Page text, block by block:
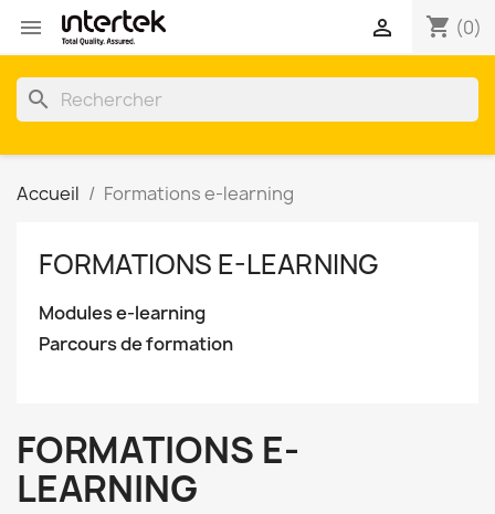
 shopping_cart (0)

search
Accueil Formations e-learning
FORMATIONS E-LEARNING
Modules e-learning
Parcours de formation
FORMATIONS E-
LEARNING